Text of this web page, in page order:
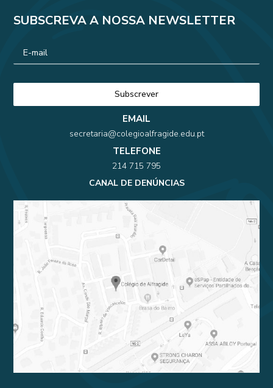
SUBSCREVA A NOSSA NEWSLETTER
EMAIL
secretaria@colegioalfragide.edu.pt
TELEFONE
214 715 795
CANAL DE DENÚNCIAS